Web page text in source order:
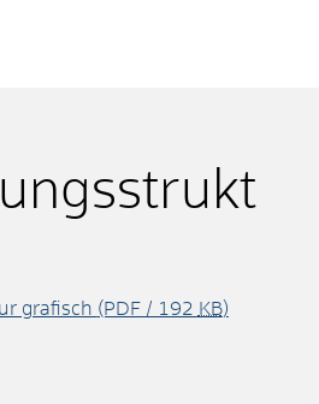
grafisch (PDF / 192 KB)